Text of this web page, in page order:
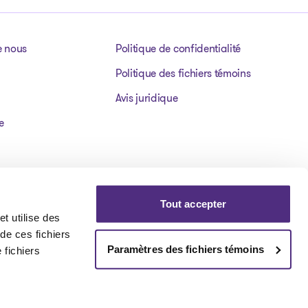
utilise des
ces fichiers
fichiers
Tout accepter
Paramètres des fichiers témoins
nous
Politique de confidentialité
Politique des fichiers témoins
Avis juridique